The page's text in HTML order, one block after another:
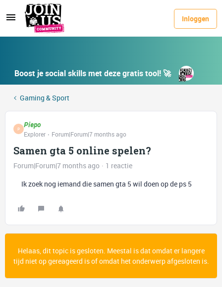
Inloggen
Boost je social skills met deze gratis tool! 🚀
Gaming & Sport
P Piepo
Explorer Forum|Forum|7 months ago
Samen gta 5 online spelen?
Forum|Forum|7 months ago
1 reactie
Ik zoek nog iemand die samen gta 5 wil doen op de ps 5
Helaas, dit topic is gesloten. Meestal is dat omdat er langere
tijd niet op gereageerd is of omdat het onderwerp afgesloten is.